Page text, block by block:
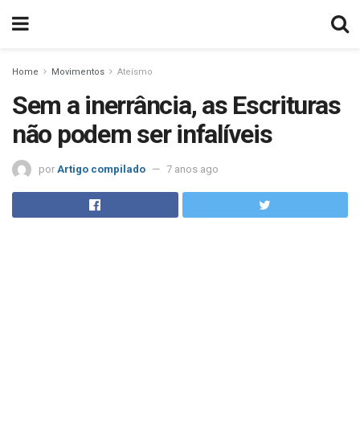
Home Movimentos Ateísmo
Sem a inerrância, as Escrituras
não podem ser infalíveis
por Artigo compilado 7 anos ago